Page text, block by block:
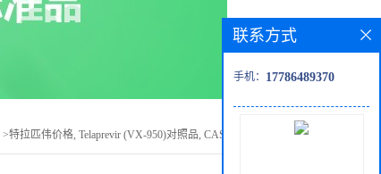
>特拉匹伟价格, Telaprevir (VX-950)对照品, CAS号:402957-28-2
联系方式
手机： 17786489370